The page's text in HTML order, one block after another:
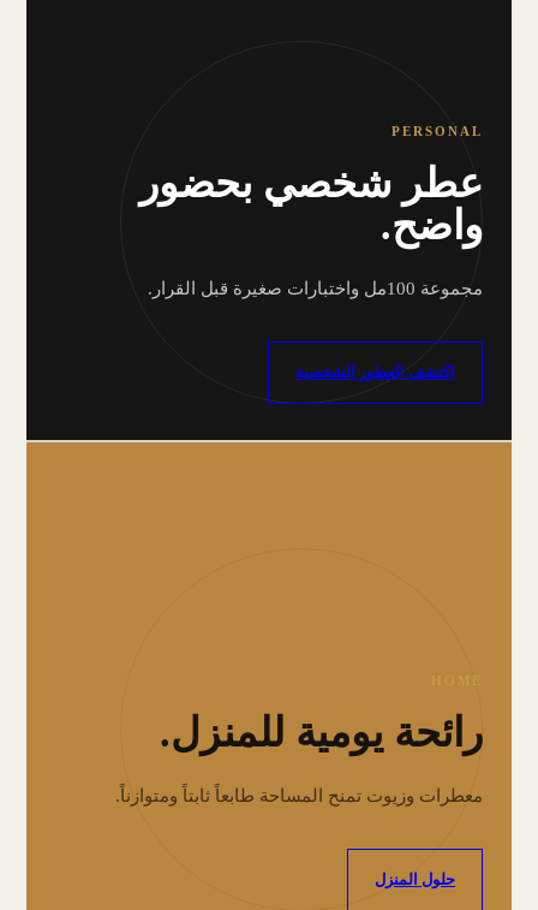
PERSONAL
عطر شخصي بحضور
واضح.
مجموعة 100مل واختبارات صغيرة قبل القرار.
اكتشف العطور الشخصية
HOME
رائحة يومية للمنزل.
معطرات وزيوت تمنح المساحة طابعاً ثابتاً ومتوازناً.
حلول المنزل